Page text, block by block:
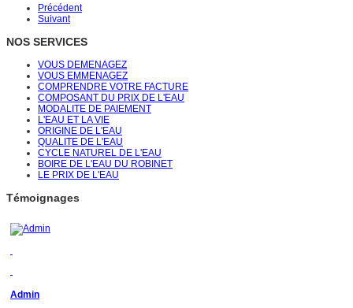
Précédent
Suivant
NOS SERVICES
VOUS DEMENAGEZ
VOUS EMMENAGEZ
COMPRENDRE VOTRE FACTURE
COMPOSANT DU PRIX DE L'EAU
MODALITE DE PAIEMENT
L'EAU ET LA VIE
ORIGINE DE L'EAU
QUALITE DE L'EAU
CYCLE NATUREL DE L'EAU
BOIRE DE L'EAU DU ROBINET
LE PRIX DE L'EAU
Témoignages
Admin